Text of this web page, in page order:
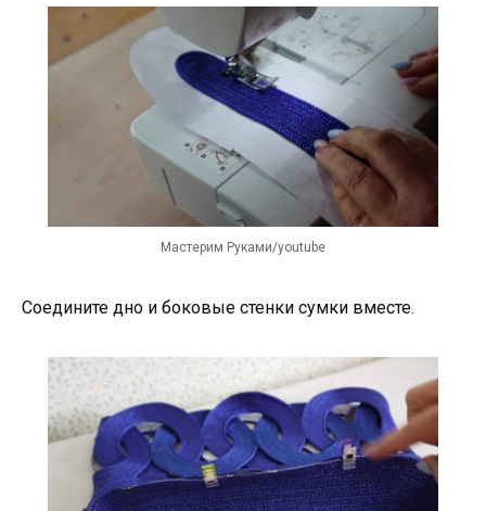
Мастерим Руками/youtube
Соедините дно и боковые стенки сумки вместе.